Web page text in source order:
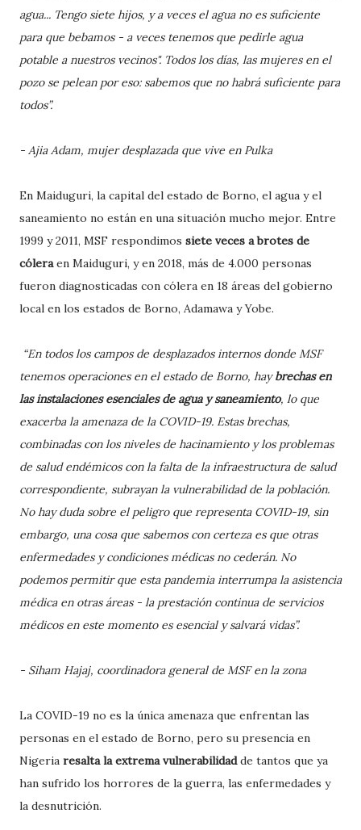
agua... Tengo siete hijos, y a veces el agua no es suficiente
para que bebamos - a veces tenemos que pedirle agua
potable a nuestros vecinos". Todos los días, las mujeres en el
pozo se pelean por eso: sabemos que no habrá suficiente para
todos”.
- Ajia Adam, mujer desplazada que vive en Pulka
En Maiduguri, la capital del estado de Borno, el agua y el
saneamiento no están en una situación mucho mejor. Entre
1999 y 2011, MSF respondimos siete veces a brotes de
cóleraen Maiduguri, y en 2018, más de 4.000 personas
fueron diagnosticadas con cólera en 18 áreas del gobierno
local en los estados de Borno, Adamawa y Yobe.
“En todos los campos de desplazados internos donde MSF
tenemos operaciones en el estado de Borno, haybrechas en
las instalaciones esenciales de agua y saneamiento, lo que
exacerba la amenaza de la COVID-19. Estas brechas,
combinadas con los niveles de hacinamiento y los problemas
de salud endémicos con la falta de la infraestructura de salud
correspondiente, subrayan la vulnerabilidad de la población.
No hay duda sobre el peligro que representa COVID-19, sin
embargo, una cosa que sabemos con certeza es que otras
enfermedades y condiciones médicas no cederán. No
podemos permitir que esta pandemia interrumpa la asistencia
médica en otras áreas - la prestación continua de servicios
médicos en este momento es esencial y salvará vidas”.
- Siham Hajaj, coordinadora general de MSF en la zona
La COVID-19 no es la única amenaza que enfrentan las
personas en el estado de Borno, pero su presencia en
Nigeria resalta la extrema vulnerabilidadde tantos que ya
han sufrido los horrores de la guerra, las enfermedades y
la desnutrición.